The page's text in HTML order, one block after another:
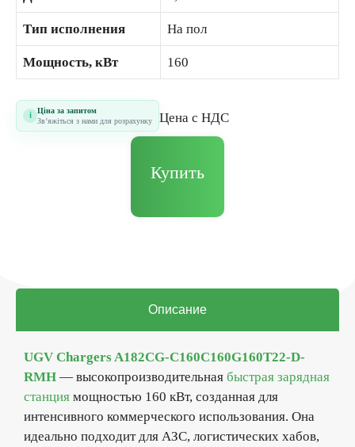
Тип исполнения На пол
Мощность, кВт 160
i Ціна за запитом
Звʼяжіться з нами для розрахунку Цена с НДС
Купить
Описание
UGV Chargers A182CG-C160C160G160T22-D-
RMH — высокопроизводительная быстрая зарядная
станция мощностью 160 кВт, созданная для
интенсивного коммерческого использования. Она
идеально подходит для АЗС, логистических хабов,